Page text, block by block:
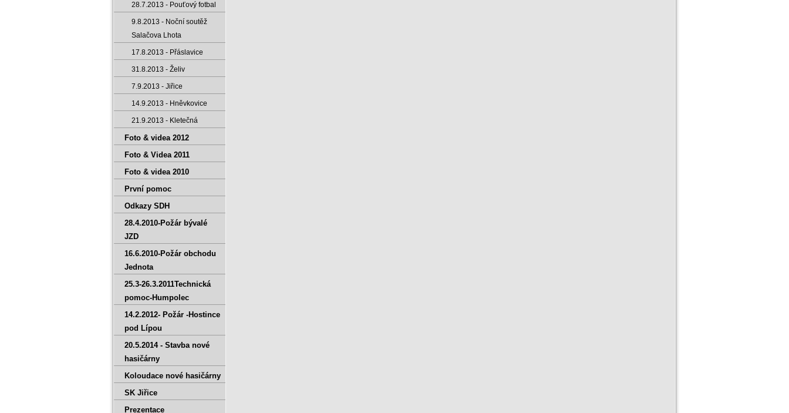
28.7.2013 - Pouťový fotbal
9.8.2013 - Noční soutěž
Salačova Lhota
17.8.2013 - Přáslavice
31.8.2013 - Želiv
7.9.2013 - Jiřice
14.9.2013 - Hněvkovice
21.9.2013 - Kletečná
Foto & videa 2012
Foto & Videa 2011
Foto & videa 2010
První pomoc
Odkazy SDH
28.4.2010-Požár bývalé
JZD
16.6.2010-Požár obchodu
Jednota
25.3-26.3.2011Technická
pomoc-Humpolec
14.2.2012- Požár -Hostince
pod Lípou
20.5.2014 - Stavba nové
hasičárny
Koloudace nové hasičárny
SK Jiřice
Prezentace